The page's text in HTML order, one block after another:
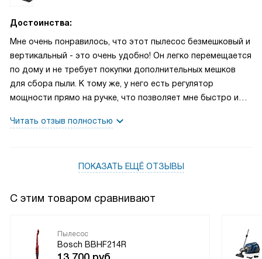
Достоинства:
Мне очень понравилось, что этот пылесос безмешковый и
вертикальный - это очень удобно! Он легко перемещается
по дому и не требует покупки дополнительных мешков
для сбора пыли. К тому же, у него есть регулятор
мощности прямо на ручке, что позволяет мне быстро и
и система гигиенической фильтрации, которую можно
аккумулятора: целых 40 минут!
Читать отзыв полностью
ПОКАЗАТЬ ЕЩЁ ОТЗЫВЫ
С этим товаром сравнивают
Пылесос
Bosch BBHF214R